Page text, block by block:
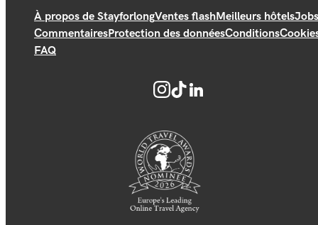
À propos de StayforlongVentes flashMeilleurs hôtelsJobs
CommentairesProtection des donnéesConditions
FAQ